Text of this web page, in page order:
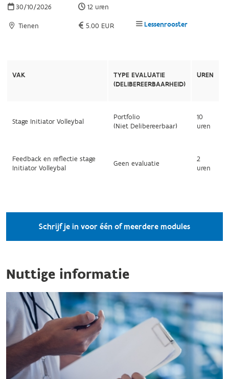
30/10/2026 12 uren
Tienen 5.00 EUR Lessenrooster
VAK
TYPE EVALUATIE
(DELIBEREERBAARHEID)
UREN
Stage Initiator Volleybal
Portfolio
(Niet Delibereerbaar)
10
uren
Feedback en reflectie stage
Initiator Volleybal
Geen evaluatie
2
uren
Schrijf je in voor één of meerdere modules
Nuttige informatie